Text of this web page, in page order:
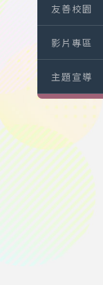
友善校園
影片專區
主題宣導